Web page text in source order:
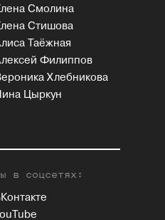
Смолина
Стишова
Таёжная
Филиппов
Хлебникова
Цыркун
в соцсетях: